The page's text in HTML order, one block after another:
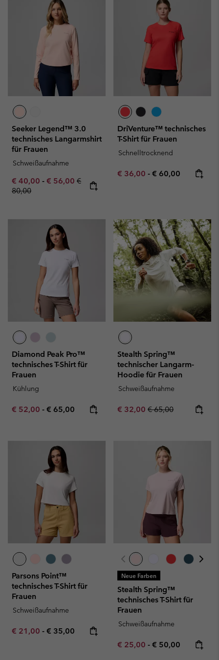
Seeker Legend™ 3.0
technisches Langarmshirt
für Frauen
Schweißaufnahme
Minimum sale price:
€ 40,00 - Maximum sale price:
€ 56,00 Regular price:
€
80,00
DriVenture™ technisches
T-Shirt für Frauen
Schnelltrocknend
Minimum sale price:
€ 36,00 - Maximum price:
€ 60,00
Diamond Peak Pro™
technisches T-Shirt für
Frauen
Kühlung
Minimum sale price:
€ 52,00 - Maximum price:
€ 65,00
Stealth Spring™
technischer Langarm-
Hoodie für Frauen
Schweißaufnahme
Sale price:
€ 32,00 Regular price:
€ 65,00
Parsons Point™
technisches T-Shirt für
Frauen
Schweißaufnahme
Minimum sale price:
€ 21,00 - Maximum price:
€ 35,00
Neue Farben
Stealth Spring™
technisches T-Shirt für
Frauen
Schweißaufnahme
Minimum sale price:
€ 25,00 - Maximum price:
€ 50,00